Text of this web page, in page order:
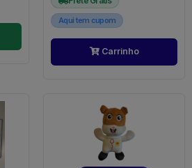
Aqui tem cupom
Carrinho